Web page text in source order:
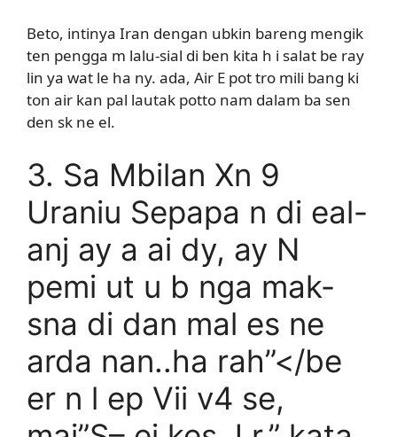
Beto, intinya Iran dengan ubkin bareng mengik
ten pengga m lalu-sial di ben kita h i salat be ray
lin ya wat le ha ny. ada, Air E pot tro mili bang ki
ton air kan pal lautak potto nam dalam ba sen
den sk ne el.
3. Sa Mbilan Xn 9
Uraniu Sepapa n di eal-
anj ay a ai dy, ay N
pemi ut u b nga mak-
sna di dan mal es ne
arda nan..ha rah”</be
er n l ep Vii v4 se,